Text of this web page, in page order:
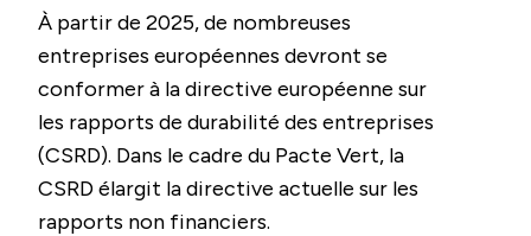
À partir de 2025, de nombreuses
entreprises européennes devront se
conformer à la directive européenne sur
les rapports de durabilité des entreprises
(CSRD). Dans le cadre du Pacte Vert, la
CSRD élargit la directive actuelle sur les
rapports non financiers.